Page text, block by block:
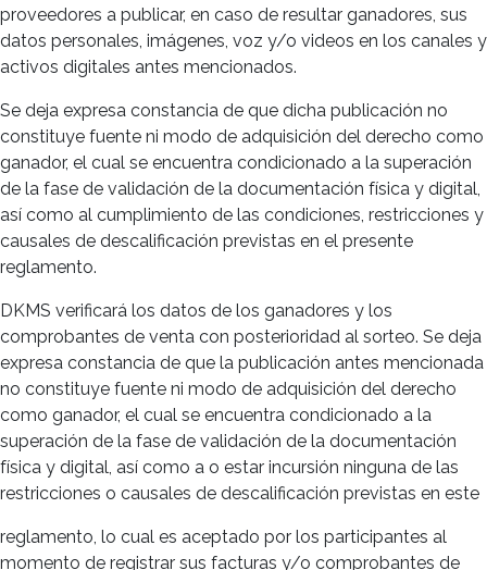
proveedores a publicar, en caso de resultar ganadores, sus
datos personales, imágenes, voz y/o videos en los canales y
activos digitales antes mencionados.
Se deja expresa constancia de que dicha publicación no
constituye fuente ni modo de adquisición del derecho como
ganador, el cual se encuentra condicionado a la superación
de la fase de validación de la documentación física y digital,
así como al cumplimiento de las condiciones, restricciones y
causales de descalificación previstas en el presente
reglamento.
DKMS verificará los datos de los ganadores y los
comprobantes de venta con posterioridad al sorteo. Se deja
expresa constancia de que la publicación antes mencionada
no constituye fuente ni modo de adquisición del derecho
como ganador, el cual se encuentra condicionado a la
superación de la fase de validación de la documentación
física y digital, así como a o estar incursión ninguna de las
restricciones o causales de descalificación previstas en este
reglamento, lo cual es aceptado por los participantes al
momento de registrar sus facturas y/o comprobantes de